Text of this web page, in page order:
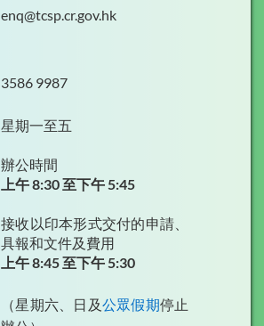
enq@tcsp.cr.gov.hk
3586 9987
星期一至五
辦公時間
上午 8:30 至下午 5:45
接收以印本形式交付的申請、
具報和文件及費用
上午 8:45 至下午 5:30
（星期六、日及公眾假期停止